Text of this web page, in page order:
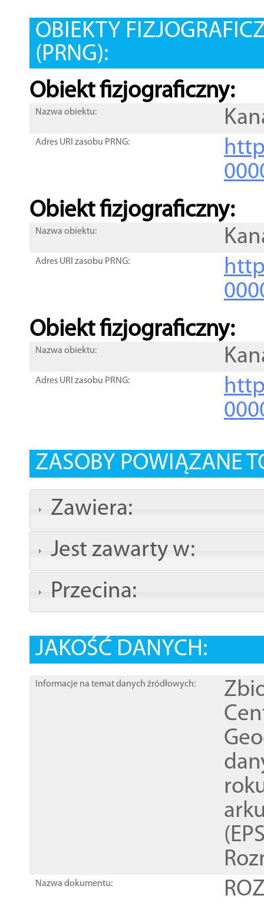
OBIEKTY
(PRNG):
Obiekt fizjograficzny:
Nazwa obiektu:
Adres URI zasobu PRNG:
Obiekt fizjograficzny:
Nazwa obiektu:
Adres URI zasobu PRNG:
Obiekt fizjograficzny:
Nazwa obiektu:
Adres URI zasobu PRNG:
ZASOBY POWIĄZANE
Zawiera:
Jest zawarty w:
Przecina:
JAKOŚĆ DANYCH:
Informacje na temat danych źródłowych:
Nazwa dokumentu: